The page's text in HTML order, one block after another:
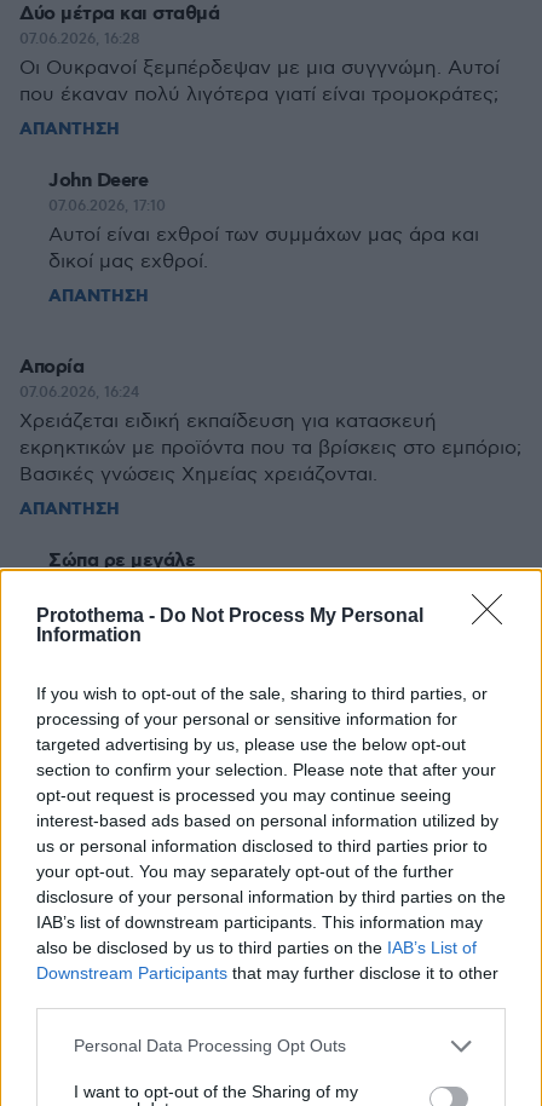
Protothema - Do Not Process My Personal
Information
If you wish to opt-out of the sale, sharing to third parties, or
processing of your personal or sensitive information for
targeted advertising by us, please use the below opt-out
section to confirm your selection. Please note that after your
opt-out request is processed you may continue seeing
interest-based ads based on personal information utilized by
us or personal information disclosed to third parties prior to
your opt-out. You may separately opt-out of the further
disclosure of your personal information by third parties on the
IAB’s list of downstream participants. This information may
also be disclosed by us to third parties on the IAB’s List of
Downstream Participants that may further disclose it to other
Please note that this website/app uses one or more Google
not limited to your visit or usage behaviour. You may click to
Personal Data Processing Opt Outs
I want to opt-out of the Sharing of my
Δύο μέτρα και σταθμά
07.06.2026, 16:28
Οι Ουκρανοί ξεμπέρδεψαν με μια συγγνώμη. Αυτοί
που έκαναν πολύ λιγότερα γιατί είναι τρομοκράτες;
ΑΠΑΝΤΗΣΗ
John Deere
07.06.2026, 17:10
Αυτοί είναι εχθροί των συμμάχων μας άρα και
δικοί μας εχθροί.
ΑΠΑΝΤΗΣΗ
Απορία
07.06.2026, 16:24
Χρειάζεται ειδική εκπαίδευση για κατασκευή
εκρηκτικών με προϊόντα που τα βρίσκεις στο εμπόριο;
Βασικές γνώσεις Χημείας χρειάζονται.
ΑΠΑΝΤΗΣΗ
Σώπα ρε μεγάλε
Απορώ πώς δεν έχεις κάνει ακόμα αίτηση για
Nobel
Τζιμ
07.06.2026, 13:44
Διώξτε το Ισλάμ από την Ευρώπη. Είναι εγκληματίες.
ραδIQ
σχετικά τα κόμματα Πινόκιο και κάρυ, για να ξέρουν
πρεσβεύουν στην πολιτική σκηνή!